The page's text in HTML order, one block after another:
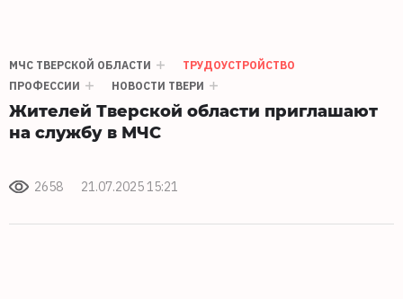
МЧС ТВЕРСКОЙ ОБЛАСТИ
ТРУДОУСТРОЙСТВО
ПРОФЕССИИ
НОВОСТИ ТВЕРИ
Жителей Тверской области приглашают
на службу в МЧС
2658 21.07.2025 15:21